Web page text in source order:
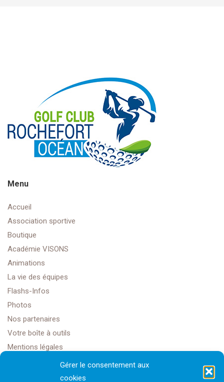
Gérer le consentement aux
cookies
Menu
Accueil
Association sportive
Boutique
Académie VISONS
Animations
La vie des équipes
Flashs-Infos
Photos
Nos partenaires
Votre boîte à outils
Mentions légales